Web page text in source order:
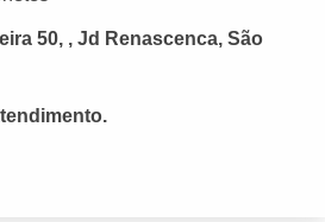
50, , Jd Renascenca, São